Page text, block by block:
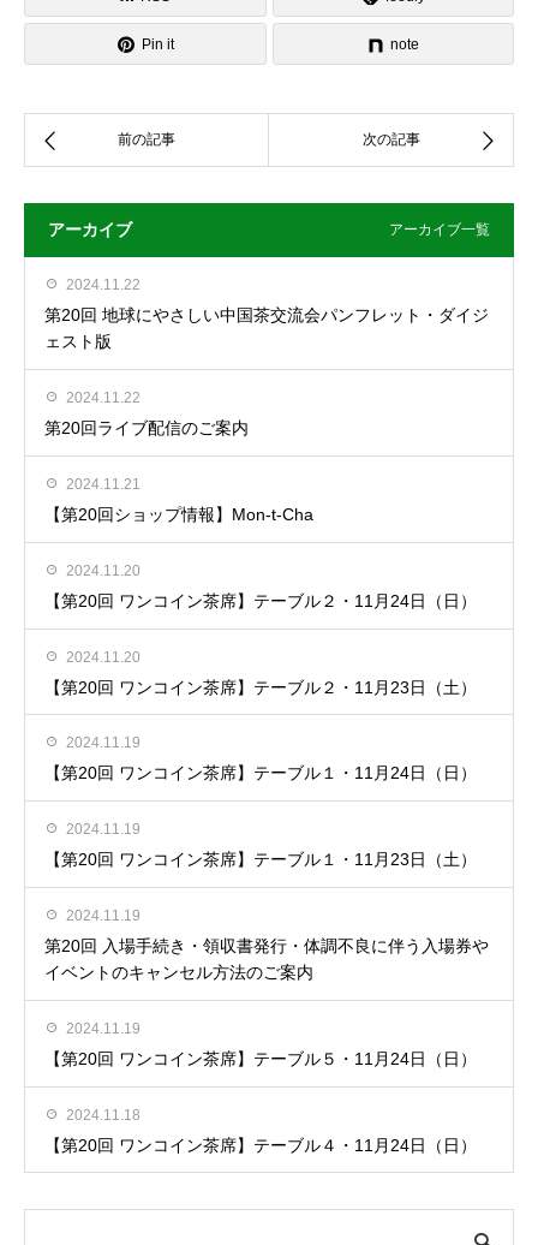
Pin it note
アーカイブ アーカイブ一覧
2024.11.22
第20回 地球にやさしい中国茶交流会パンフレット・ダイジ
ェスト版
2024.11.22
第20回ライブ配信のご案内
2024.11.21
【第20回ショップ情報】Mon-t-Cha
2024.11.20
【第20回 ワンコイン茶席】テーブル２・11月24日（日）
2024.11.20
【第20回 ワンコイン茶席】テーブル２・11月23日（土）
2024.11.19
【第20回 ワンコイン茶席】テーブル１・11月24日（日）
2024.11.19
【第20回 ワンコイン茶席】テーブル１・11月23日（土）
2024.11.19
第20回 入場手続き・領収書発行・体調不良に伴う入場券や
イベントのキャンセル方法のご案内
2024.11.19
【第20回 ワンコイン茶席】テーブル５・11月24日（日）
2024.11.18
【第20回 ワンコイン茶席】テーブル４・11月24日（日）